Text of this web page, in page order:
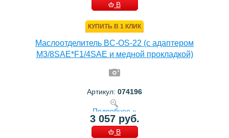
В
КУПИТЬ В 1 КЛИК
Маслоотделитель BC-OS-22 (с адаптером
M3/8SAE*F1/4SAE и медной прокладкой)
Артикул: 074196
Подробнее »
3 057 руб.
В